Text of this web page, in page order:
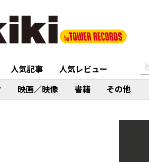
人気記事
人気レビュー
映画／映像 書籍 その他